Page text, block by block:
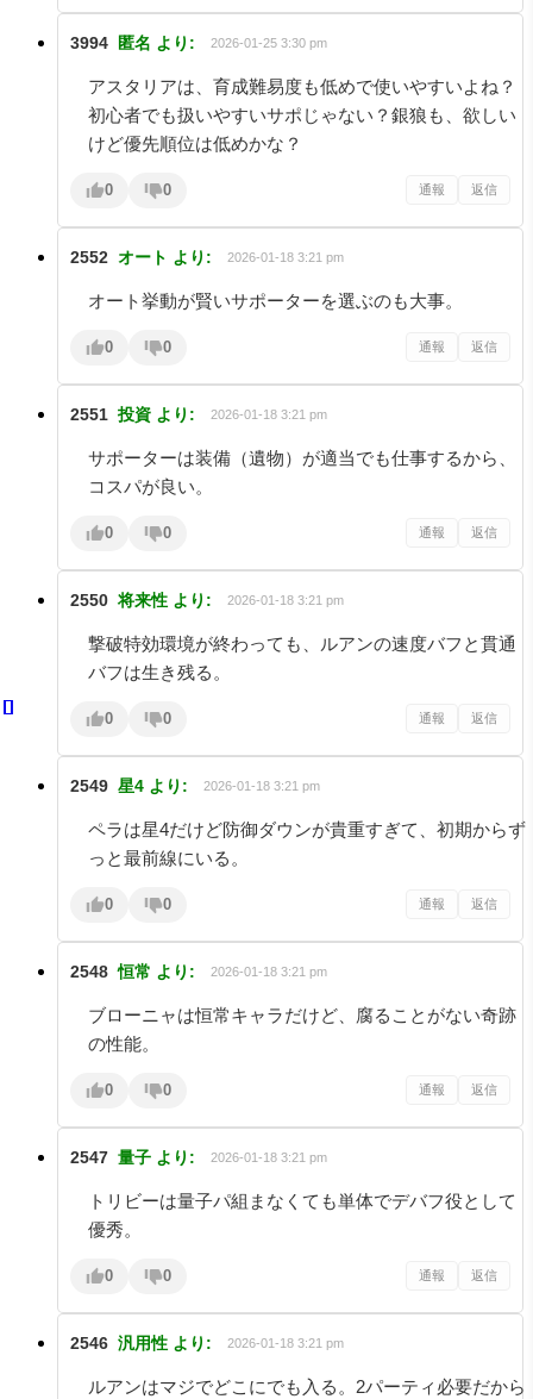
3994 匿名 より: 2026-01-25 3:30 pm
アスタリアは、育成難易度も低めで使いやすいよね？
初心者でも扱いやすいサポじゃない？銀狼も、欲しい
けど優先順位は低めかな？
0 0 通報 返信
2552 オート より: 2026-01-18 3:21 pm
オート挙動が賢いサポーターを選ぶのも大事。
0 0 通報 返信
2551 投資 より: 2026-01-18 3:21 pm
サポーターは装備（遺物）が適当でも仕事するから、
コスパが良い。
0 0 通報 返信
2550 将来性 より: 2026-01-18 3:21 pm
撃破特効環境が終わっても、ルアンの速度バフと貫通
バフは生き残る。
0 0 通報 返信
2549 星4 より: 2026-01-18 3:21 pm
ペラは星4だけど防御ダウンが貴重すぎて、初期からず
っと最前線にいる。
0 0 通報 返信
2548 恒常 より: 2026-01-18 3:21 pm
ブローニャは恒常キャラだけど、腐ることがない奇跡
の性能。
0 0 通報 返信
2547 量子 より: 2026-01-18 3:21 pm
トリビーは量子パ組まなくても単体でデバフ役として
優秀。
0 0 通報 返信
2546 汎用性 より: 2026-01-18 3:21 pm
ルアンはマジでどこにでも入る。2パーティ必要だから